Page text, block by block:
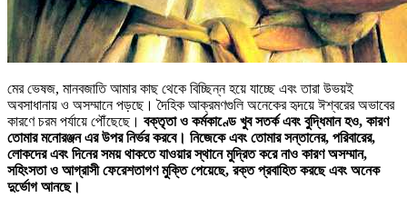
মের ভেষজ, মানবজাতি আমার কাছ থেকে বিচ্ছিন্ন হয়ে যাচ্ছে এবং তারা উভয়ই
অবসাধানায় ও অসম্মানে পড়ছে। দৈহিক আক্রমণগুলি অনেকের হৃদয়ে ঈশ্বরের অভাবের
কারণে চরম পর্যায়ে পৌঁছেছে। বক্তৃতা ও কর্মকাণ্ডে খুব সতর্ক এবং বুদ্ধিমান হও, কারণ
তোমার মনোরঞ্জন এর উপর নির্ভর করবে। নিজেকে এবং তোমার সন্তানের, পরিবারের,
লোকদের এবং দিনের সময় থাকতে যাওয়ার স্থানে মুদ্রিত করে নাও কারণ অসম্মান,
সহিংসতা ও আগ্রাসী ফেরেশতাগণ মুক্তি পেয়েছে, রক্ত প্রবাহিত করছে এবং অনেক
দুর্ভোগ আনছে।